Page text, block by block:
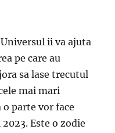
ii va ajuta
pe care au
sa lase trecutul
mai mari
o parte vor face
Este o zodie